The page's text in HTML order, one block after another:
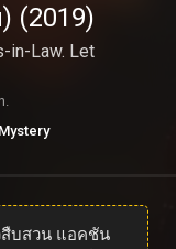
(2019)
in-Law. Let
Mystery
สืบสวน แอคชัน